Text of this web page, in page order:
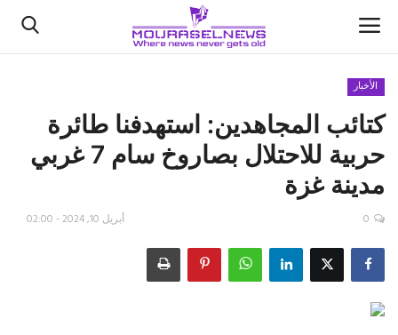
الأخبار
كتّابنا
السعودية
اقتصاد
علوم وتكنولوجيا
الأخبار
كتائب المجاهدين: استهدفنا طائرة
حربية للاحتلال بصاروخ سام 7 غربي
مدينة غزة
أبريل 10, 2024 - 02:00 0